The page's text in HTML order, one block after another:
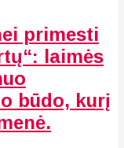
primesti
laimės
būdo, kurį